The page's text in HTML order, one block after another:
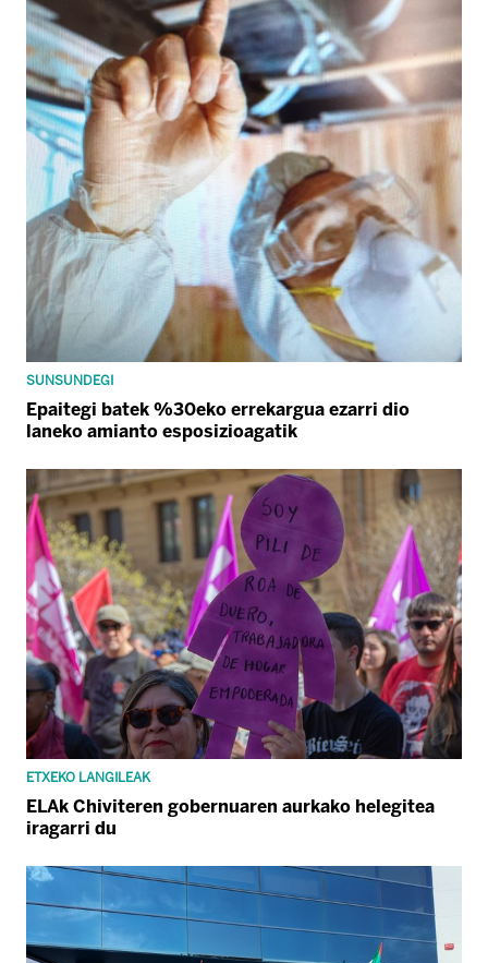
SUNSUNDEGI
Epaitegi batek %30eko errekargua ezarri dio
laneko amianto esposizioagatik
ETXEKO LANGILEAK
ELAk Chiviteren gobernuaren aurkako helegitea
iragarri du